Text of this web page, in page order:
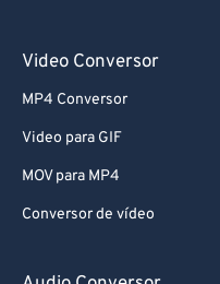
Video Conversor
MP4 Conversor
Video para GIF
MOV para MP4
Conversor de vídeo